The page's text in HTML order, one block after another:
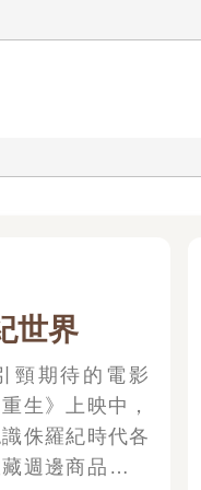
世界
頸期待的電影
生》上映中，
侏羅紀時代各
週邊商品正是